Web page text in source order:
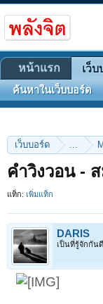
เว็บบอร์ด ...
คำวิงวอน -
แท็ก: เพิ่มแท็ก
DARIS
เป็นที่รู้จักกันดี
หน้าแรก เว็
ค้นหาในเว็บบอร์ด